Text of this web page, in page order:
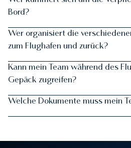
Bord?
Wer organisiert die
zum Flughafen und zurück?
Kann mein Team während des
Gepäck zugreifen?
Welche Dokumente muss mein